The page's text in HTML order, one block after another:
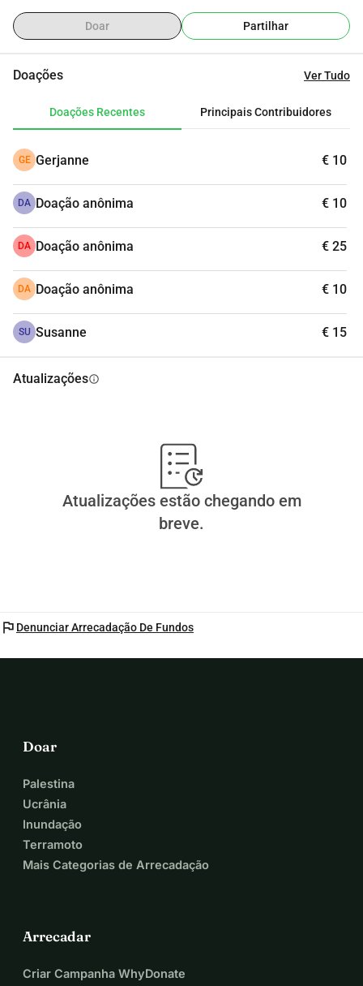
Doar Partilhar
Doações Ver Tudo
Doações Recentes Principais Contribuidores
GE Gerjanne € 10
DA Doação anônima € 10
DA Doação anônima € 25
DA Doação anônima € 10
SU Susanne € 15
Atualizaçõesinfo
Atualizações estão chegando em
breve.
flag Denunciar Arrecadação De Fundos
Doar
Palestina
Ucrânia
Inundação
Terramoto
Mais Categorias de Arrecadação
Arrecadar
Criar Campanha WhyDonate